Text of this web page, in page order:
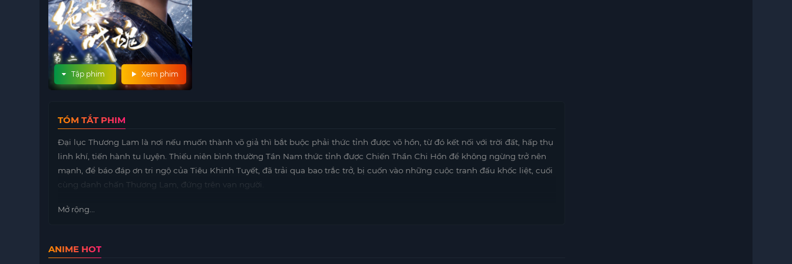
Xem phim
Tập phim
TÓM TẮT PHIM
Đại lục Thương Lam là nơi nếu muốn thành võ giả thì bắt buộc phải thức tỉnh được võ hồn, từ đó kết nối với trời đất, hấp thụ
linh khí, tiến hành tu luyện. Thiếu niên bình thường Tần Nam thức tỉnh được Chiến Thần Chi Hồn để không ngừng trở nên
mạnh, để báo đáp ơn tri ngộ của Tiêu Khinh Tuyết, đã trải qua bao trắc trở, bị cuốn vào những cuộc tranh đấu khốc liệt, cuối
cùng danh chấn Thương Lam, đứng trên vạn người.
Mở rộng...
ANIME HOT